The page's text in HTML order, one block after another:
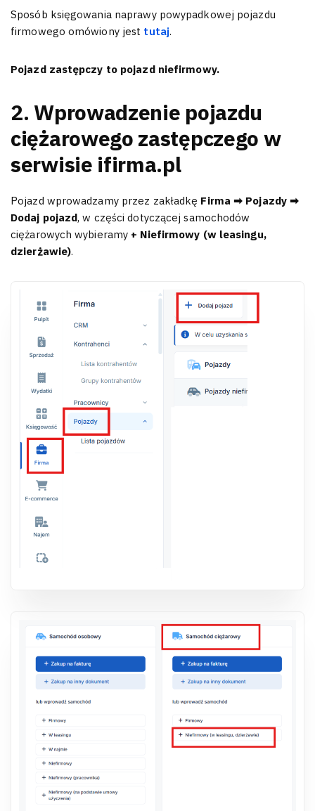
Sposób księgowania naprawy powypadkowej pojazdu
firmowego omówiony jest tutaj.
Pojazd zastępczy to pojazd niefirmowy.
2. Wprowadzenie pojazdu
ciężarowego zastępczego w
serwisie ifirma.pl
Pojazd wprowadzamy przez zakładkę Firma ➡ Pojazdy ➡
Dodaj pojazd, w części dotyczącej samochodów
ciężarowych wybieramy + Niefirmowy (w leasingu,
dzierżawie).